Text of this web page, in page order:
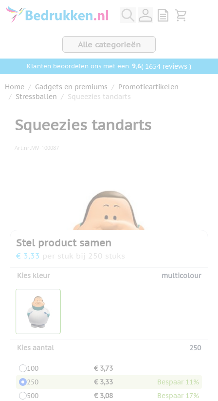
Ga naar de inhoud
View quote,
Bekijk
Alle categorieën
Klanten beoordelen ons met een 9,6( 1654 reviews )
Home / Gadgets en premiums / Promotieartikelen
/ Stressballen / Squeezies tandarts
Squeezies tandarts
Art.nr. MV-100087
Stel product samen
€ 3,33 per stuk bij 250 stuks
Kies kleur multicolour
Kies aantal 250
100
€ 3,73
250
€ 3,33
Bespaar 11%
500
€ 3,08
Bespaar 17%